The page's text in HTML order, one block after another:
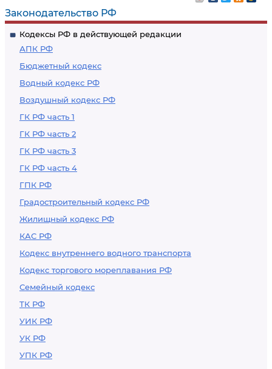
Законодательство РФ
Кодексы РФ в действующей редакции
АПК РФ
Бюджетный кодекс
Водный кодекс РФ
Воздушный кодекс РФ
ГК РФ часть 1
ГК РФ часть 2
ГК РФ часть 3
ГК РФ часть 4
ГПК РФ
Градостроительный кодекс РФ
Жилищный кодекс РФ
КАС РФ
Кодекс внутреннего водного транспорта
Кодекс торгового мореплавания РФ
Семейный кодекс
ТК РФ
УИК РФ
УК РФ
УПК РФ